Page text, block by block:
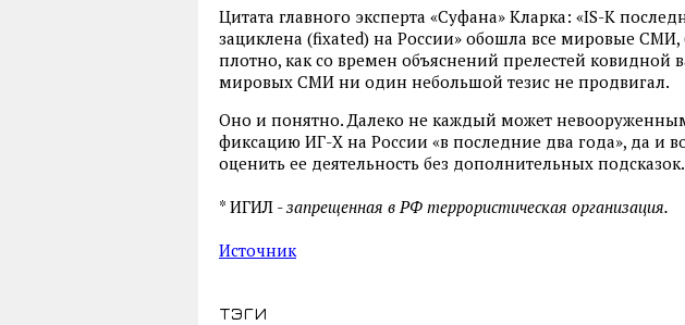
Цитата главного эксперта «Суфана» Кларка: «IS-K
зациклена (fixated) на России» обошла все мировые СМИ,
плотно, как со времен объяснений прелестей ковидной
мировых СМИ ни один небольшой тезис не продвигал.
Оно и понятно. Далеко не каждый может
фиксацию ИГ-Х на России «в последние два года», да и
оценить ее деятельность без дополнительных подсказок.
* ИГИЛ -запрещенная в РФ террористическая организация.
Источник
тэги